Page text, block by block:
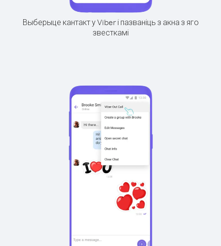
Выберыце кантакт у Viber і пазваніць з акна з яго
звесткамі